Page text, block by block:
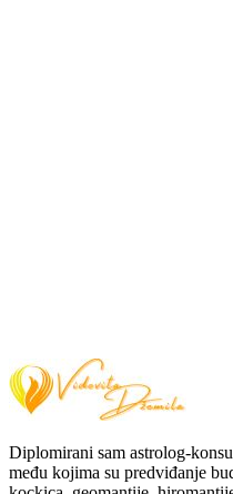
Diplomirani sam astrolog-
među kojima su predviđanje